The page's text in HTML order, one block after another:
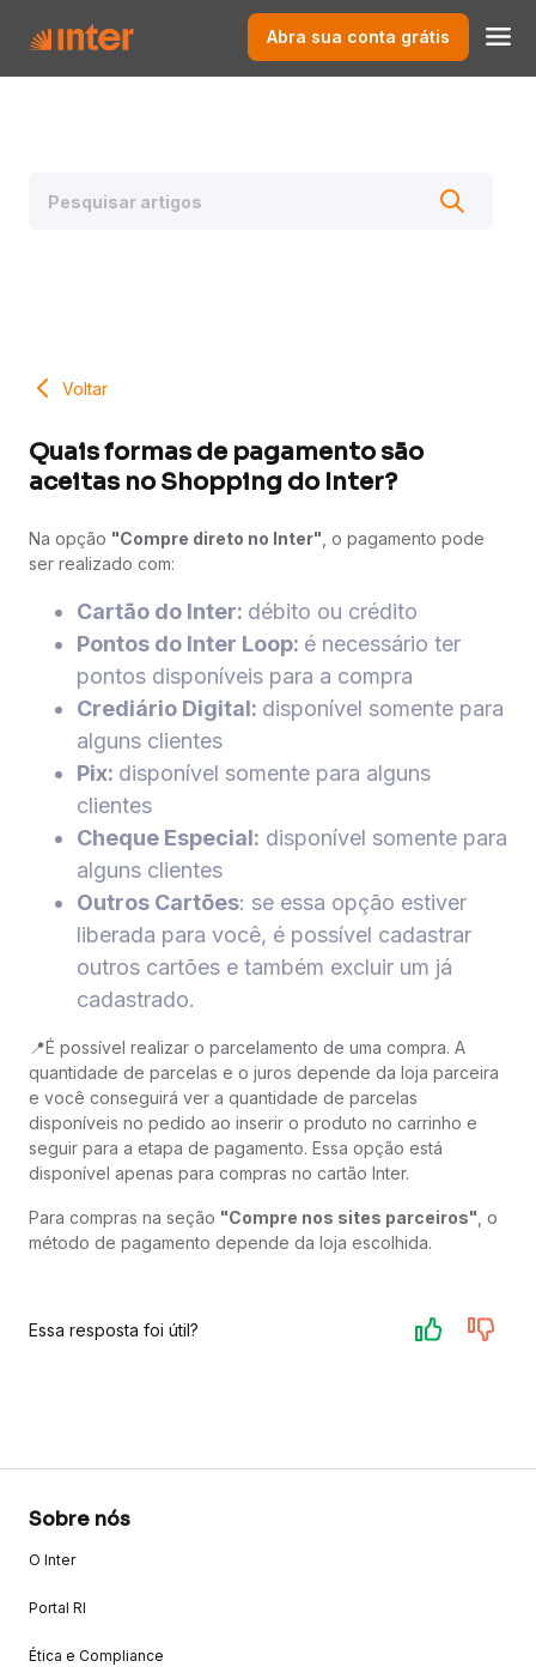
Abra sua conta grátis
Voltar
Quais formas de pagamento são
aceitas no Shopping do Inter?
Na opção "Compre direto no Inter" , o pagamento pode
ser realizado com:
Cartão do Inter: débito ou crédito
Pontos do Inter Loop: é necessário ter
pontos disponíveis para a compra
Crediário Digital: disponível somente para
alguns clientes
Pix: disponível somente para alguns
clientes
Cheque Especial: disponível somente para
alguns clientes
Outros Cartões: se essa opção estiver
liberada para você, é possível cadastrar
outros cartões e também excluir um já
cadastrado.
📍É possível realizar o parcelamento de uma compra. A
quantidade de parcelas e o juros depende da loja parceira
e você conseguirá ver a quantidade de parcelas
disponíveis no pedido ao inserir o produto no carrinho e
seguir para a etapa de pagamento. Essa opção está
disponível apenas para compras no cartão Inter.
Para compras na seção "Compre nos sites parceiros" , o
método de pagamento depende da loja escolhida.
Essa resposta foi útil?
Sobre nós
O Inter
Portal RI
Ética e Compliance